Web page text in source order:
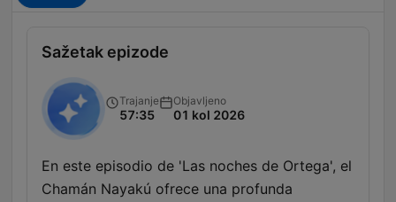
Sažetak epizode
Trajanje
57:35
Objavljeno
01 kol 2026
En este episodio de 'Las noches de Ortega', el
Chamán Nayakú ofrece una profunda